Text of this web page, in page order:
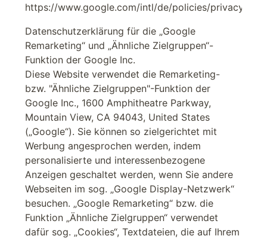
https://www.google.com/intl/de/policies/privacy/
Datenschutzerklärung für die „Google
Remarketing“ und „Ähnliche Zielgruppen“-
Funktion der Google Inc.
Diese Website verwendet die Remarketing-
bzw. "Ähnliche Zielgruppen"-Funktion der
Google Inc., 1600 Amphitheatre Parkway,
Mountain View, CA 94043, United States
(„Google“). Sie können so zielgerichtet mit
Werbung angesprochen werden, indem
personalisierte und interessenbezogene
Anzeigen geschaltet werden, wenn Sie andere
Webseiten im sog. „Google Display-Netzwerk“
besuchen. „Google Remarketing“ bzw. die
Funktion „Ähnliche Zielgruppen“ verwendet
dafür sog. „Cookies“, Textdateien, die auf Ihrem